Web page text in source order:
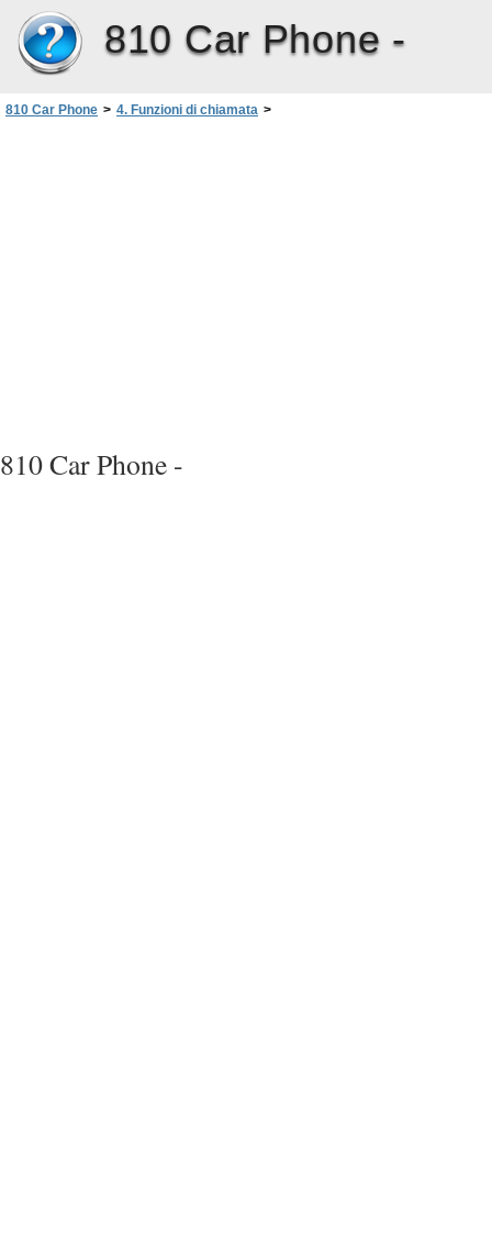
810 Car Phone -
810 Car Phone > 4. Funzioni di chiamata >
810 Car Phone -